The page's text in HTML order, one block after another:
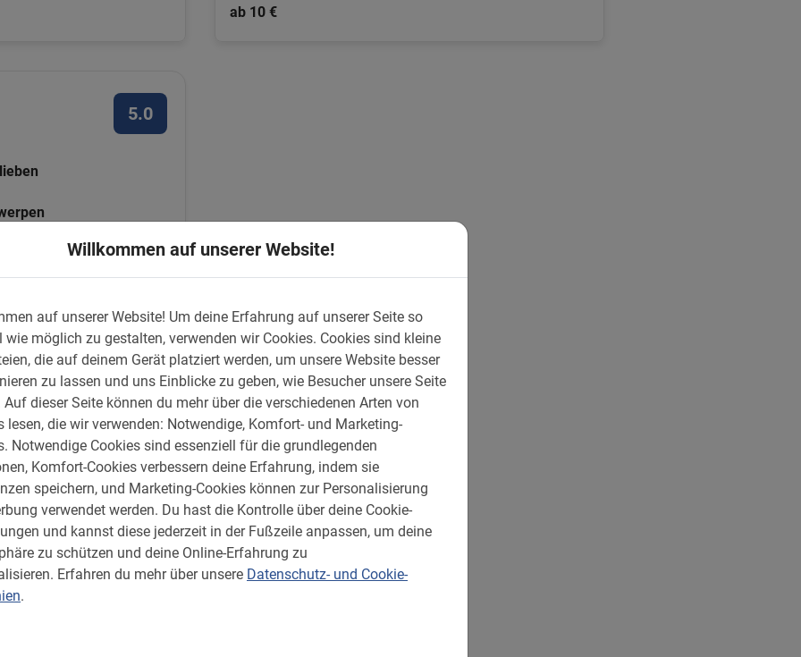
Willkommen auf unserer Website!
auf unserer Website! Um deine Erfahrung auf unserer Seite so
wie möglich zu gestalten, verwenden wir Cookies. Cookies sind kleine
die auf deinem Gerät platziert werden, um unsere Website besser
zu lassen und uns Einblicke zu geben, wie Besucher unsere Seite
Auf dieser Seite können du mehr über die verschiedenen Arten von
lesen, die wir verwenden: Notwendige, Komfort- und Marketing-
Notwendige Cookies sind essenziell für die grundlegenden
Komfort-Cookies verbessern deine Erfahrung, indem sie
speichern, und Marketing-Cookies können zur Personalisierung
verwendet werden. Du hast die Kontrolle über deine Cookie-
und kannst diese jederzeit in der Fußzeile anpassen, um deine
zu schützen und deine Online-Erfahrung zu
Erfahren du mehr über unsere Datenschutz- und Cookie-
.
ab 10 €
5.0
GEMACHT